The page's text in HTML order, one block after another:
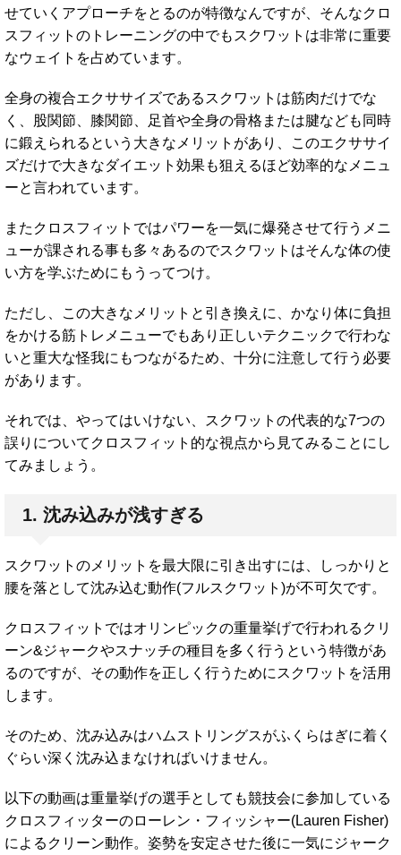
せていくアプローチをとるのが特徴なんですが、そんなクロ
スフィットのトレーニングの中でもスクワットは非常に重要
なウェイトを占めています。
全身の複合エクササイズであるスクワットは筋肉だけでな
く、股関節、膝関節、足首や全身の骨格または腱なども同時
に鍛えられるという大きなメリットがあり、このエクササイ
ズだけで大きなダイエット効果も狙えるほど効率的なメニュ
ーと言われています。
またクロスフィットではパワーを一気に爆発させて行うメニ
ューが課される事も多々あるのでスクワットはそんな体の使
い方を学ぶためにもうってつけ。
ただし、この大きなメリットと引き換えに、かなり体に負担
をかける筋トレメニューでもあり正しいテクニックで行わな
いと重大な怪我にもつながるため、十分に注意して行う必要
があります。
それでは、やってはいけない、スクワットの代表的な7つの
誤りについてクロスフィット的な視点から見てみることにし
てみましょう。
1. 沈み込みが浅すぎる
スクワットのメリットを最大限に引き出すには、しっかりと
腰を落として沈み込む動作(フルスクワット)が不可欠です。
クロスフィットではオリンピックの重量挙げで行われるクリ
ーン&ジャークやスナッチの種目を多く行うという特徴があ
るのですが、その動作を正しく行うためにスクワットを活用
します。
そのため、沈み込みはハムストリングスがふくらはぎに着く
ぐらい深く沈み込まなければいけません。
以下の動画は重量挙げの選手としても競技会に参加している
クロスフィッターのローレン・フィッシャー(Lauren Fisher)
によるクリーン動作。姿勢を安定させた後に一気にジャーク